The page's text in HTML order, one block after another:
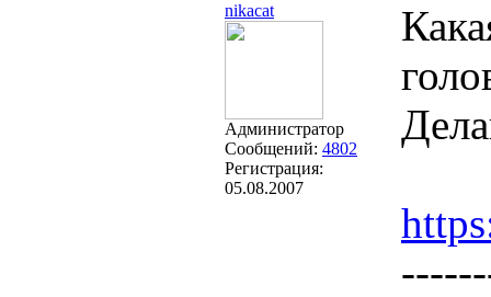
nikacat
Администратор
Сообщений: 4802
Регистрация:
05.08.2007